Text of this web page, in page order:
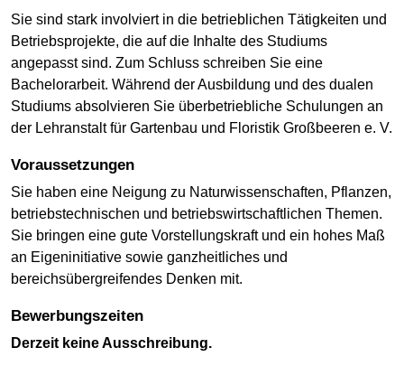
Sie sind stark involviert in die betrieblichen Tätigkeiten und
Betriebsprojekte, die auf die Inhalte des Studiums
angepasst sind. Zum Schluss schreiben Sie eine
Bachelorarbeit. Während der Ausbildung und des dualen
Studiums absolvieren Sie überbetriebliche Schulungen an
der Lehranstalt für Gartenbau und Floristik Großbeeren e. V.
Voraussetzungen
Sie haben eine Neigung zu Naturwissenschaften, Pflanzen,
betriebstechnischen und betriebswirtschaftlichen Themen.
Sie bringen eine gute Vorstellungskraft und ein hohes Maß
an Eigeninitiative sowie ganzheitliches und
bereichsübergreifendes Denken mit.
Bewerbungszeiten
Derzeit keine Ausschreibung.